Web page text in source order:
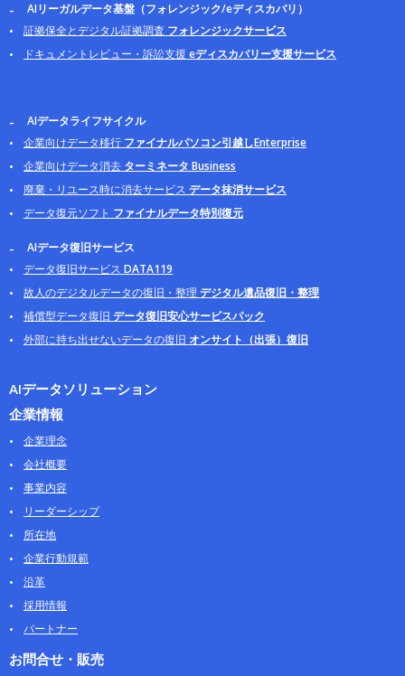
AIリーガルデータ基盤（フォレンジック/eディスカバリ）
証拠保全とデジタル証拠調査 フォレンジックサービス
ドキュメントレビュー・訴訟支援 eディスカバリー支援サービス
AIデータライフサイクル
企業向けデータ移行 ファイナルパソコン引越しEnterprise
企業向けデータ消去 ターミネータ Business
廃棄・リユース時に消去サービス データ抹消サービス
データ復元ソフト ファイナルデータ特別復元
AIデータ復旧サービス
データ復旧サービス DATA119
故人のデジタルデータの復旧・整理 デジタル遺品復旧・整理
補償型データ復旧 データ復旧安心サービスパック
外部に持ち出せないデータの復旧 オンサイト（出張）復旧
AIデータソリューション
企業情報
企業理念
会社概要
事業内容
リーダーシップ
所在地
企業行動規範
沿革
採用情報
パートナー
お問合せ・販売